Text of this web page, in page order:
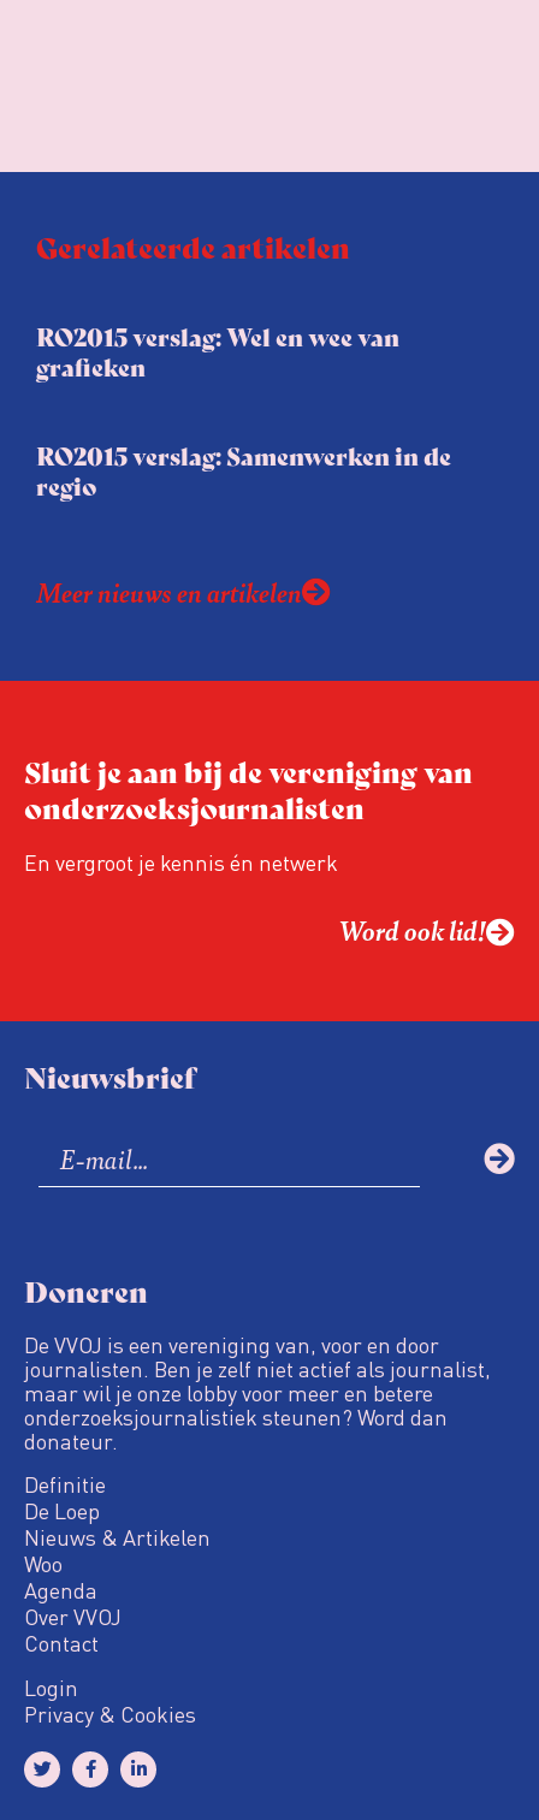
Gerelateerde artikelen
RO2015 verslag: Wel en wee van
grafieken
RO2015 verslag: Samenwerken in de
regio
Meer nieuws en artikelen
Sluit je aan bij de vereniging van
onderzoeksjournalisten
En vergroot je kennis én netwerk
Word ook lid!
Nieuwsbrief
Doneren
De VVOJ is een vereniging van, voor en door
journalisten. Ben je zelf niet actief als journalist,
maar wil je onze lobby voor meer en betere
onderzoeksjournalistiek steunen? Word dan
donateur.
Definitie
De Loep
Nieuws & Artikelen
Woo
Agenda
Over VVOJ
Contact
Login
Privacy & Cookies